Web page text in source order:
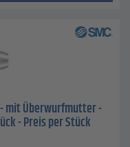
- mit Überwurfmutter -
- Preis per Stück